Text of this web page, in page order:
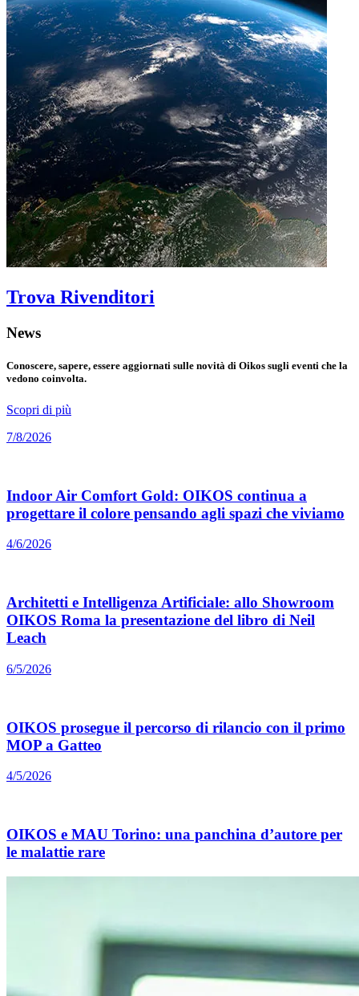
Trova Rivenditori
News
Conoscere, sapere, essere aggiornati sulle novità di Oikos sugli eventi che la
vedono coinvolta.
Scopri di più
7/8/2026
Indoor Air Comfort Gold: OIKOS continua a
progettare il colore pensando agli spazi che viviamo
4/6/2026
Architetti e Intelligenza Artificiale: allo Showroom
OIKOS Roma la presentazione del libro di Neil
Leach
6/5/2026
OIKOS prosegue il percorso di rilancio con il primo
MOP a Gatteo
4/5/2026
OIKOS e MAU Torino: una panchina d’autore per
le malattie rare